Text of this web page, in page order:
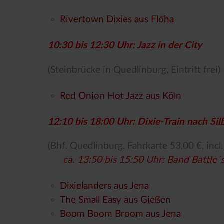
Rivertown Dixies aus Flöha
10:30 bis 12:30 Uhr: Jazz in der City
(Steinbrücke in Quedlinburg, Eintritt frei)
Red Onion Hot Jazz aus Köln
12:10 bis 18:00 Uhr: Dixie-Train nach
(Bhf. Quedlinburg, Fahrkarte 53,00 €,
ca. 13:50 bis 15:50 Uhr: Band
Dixielanders aus Jena
The Small Easy aus Gießen
Boom Boom Broom aus Jena